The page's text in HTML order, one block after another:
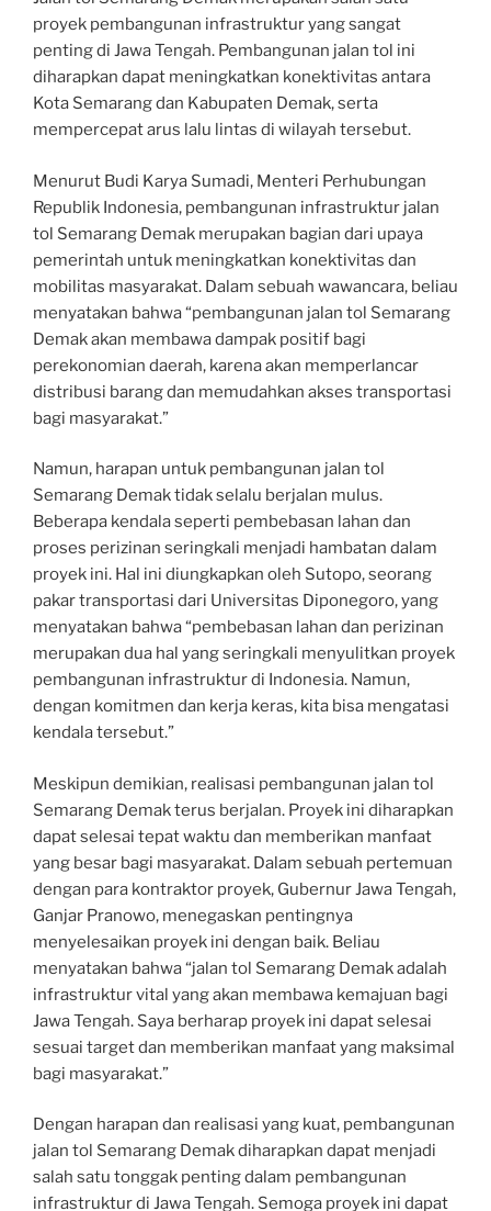
proyek pembangunan infrastruktur yang sangat
penting di Jawa Tengah. Pembangunan jalan tol ini
diharapkan dapat meningkatkan konektivitas antara
Kota Semarang dan Kabupaten Demak, serta
mempercepat arus lalu lintas di wilayah tersebut.
Menurut Budi Karya Sumadi, Menteri Perhubungan
Republik Indonesia, pembangunan infrastruktur jalan
tol Semarang Demak merupakan bagian dari upaya
pemerintah untuk meningkatkan konektivitas dan
mobilitas masyarakat. Dalam sebuah wawancara, beliau
menyatakan bahwa “pembangunan jalan tol Semarang
Demak akan membawa dampak positif bagi
perekonomian daerah, karena akan memperlancar
distribusi barang dan memudahkan akses transportasi
bagi masyarakat.”
Namun, harapan untuk pembangunan jalan tol
Semarang Demak tidak selalu berjalan mulus.
Beberapa kendala seperti pembebasan lahan dan
proses perizinan seringkali menjadi hambatan dalam
proyek ini. Hal ini diungkapkan oleh Sutopo, seorang
pakar transportasi dari Universitas Diponegoro, yang
menyatakan bahwa “pembebasan lahan dan perizinan
merupakan dua hal yang seringkali menyulitkan proyek
pembangunan infrastruktur di Indonesia. Namun,
dengan komitmen dan kerja keras, kita bisa mengatasi
kendala tersebut.”
Meskipun demikian, realisasi pembangunan jalan tol
Semarang Demak terus berjalan. Proyek ini diharapkan
dapat selesai tepat waktu dan memberikan manfaat
yang besar bagi masyarakat. Dalam sebuah pertemuan
dengan para kontraktor proyek, Gubernur Jawa Tengah,
Ganjar Pranowo, menegaskan pentingnya
menyelesaikan proyek ini dengan baik. Beliau
menyatakan bahwa “jalan tol Semarang Demak adalah
infrastruktur vital yang akan membawa kemajuan bagi
Jawa Tengah. Saya berharap proyek ini dapat selesai
sesuai target dan memberikan manfaat yang maksimal
bagi masyarakat.”
Dengan harapan dan realisasi yang kuat, pembangunan
jalan tol Semarang Demak diharapkan dapat menjadi
salah satu tonggak penting dalam pembangunan
infrastruktur di Jawa Tengah. Semoga proyek ini dapat